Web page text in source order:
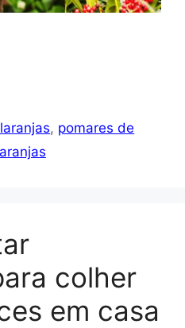
, pomares de
colher
em casa